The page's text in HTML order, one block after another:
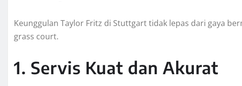
Keunggulan Taylor Fritz di Stuttgart tidak lepas dari gaya
grass court.
1. Servis Kuat dan Akurat